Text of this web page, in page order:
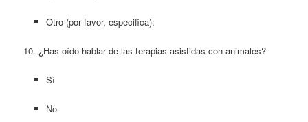
Otro (por favor, especifica):
10. ¿Has oído hablar de las terapias asistidas con animales?
Sí
No